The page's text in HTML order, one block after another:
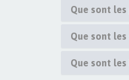
Que sont
Que sont
Que sont les